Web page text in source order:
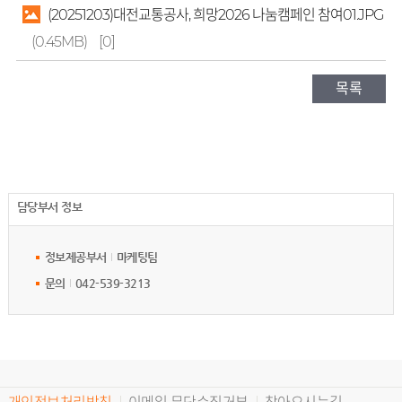
(20251203)대전교통공사, 희망2026 나눔캠페인 참여01.JPG
(0.45MB)
[0]
목록
담당부서 정보
정보제공부서
마케팅팀
문의
042-539-3213